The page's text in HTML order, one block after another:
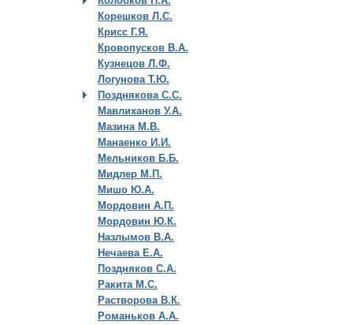
Корешков Л.С.
Крисс Г.Я.
Кровопусков В.А.
Кузнецов Л.Ф.
Логунова Т.Ю.
Позднякова С.С.
Мавлиханов У.А.
Мазина М.В.
Манаенко И.И.
Мельников Б.Б.
Мидлер М.П.
Мишо Ю.А.
Мордовин А.П.
Мордовин Ю.К.
Назлымов В.А.
Нечаева Е.А.
Поздняков С.А.
Ракита М.С.
Растворова В.К.
Романьков А.А.